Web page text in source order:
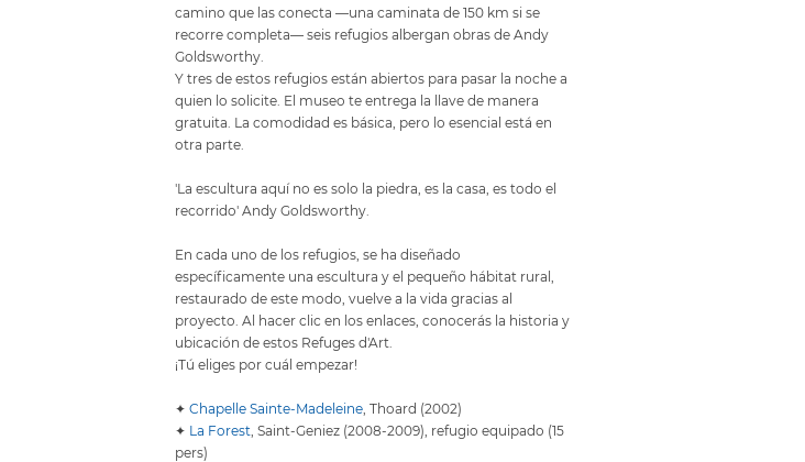
camino que las conecta —una caminata de 150 km si se
recorre completa— seis refugios albergan obras de Andy
Goldsworthy.
Y tres de estos refugios están abiertos para pasar la noche a
quien lo solicite. El museo te entrega la llave de manera
gratuita. La comodidad es básica, pero lo esencial está en
otra parte.
'La escultura aquí no es solo la piedra, es la casa, es todo el
recorrido' Andy Goldsworthy.
En cada uno de los refugios, se ha diseñado
específicamente una escultura y el pequeño hábitat rural,
restaurado de este modo, vuelve a la vida gracias al
proyecto. Al hacer clic en los enlaces, conocerás la historia y
ubicación de estos Refuges d'Art.
¡Tú eliges por cuál empezar!
✦ Chapelle Sainte-Madeleine, Thoard (2002)
✦ La Forest, Saint-Geniez (2008-2009), refugio equipado (15
pers)